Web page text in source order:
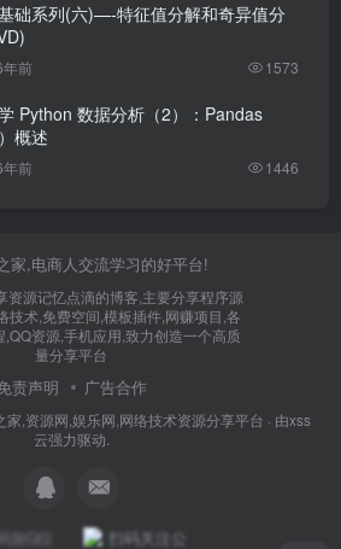
础系列(六)—-特征值分解和奇异值分
年前 1573
Python 数据分析（2）：Pandas
概述
年前 1446
资源记忆点滴的博客,主要分享程序源
技术,免费空间,模板插件,网赚项目,各
,QQ资源,手机应用,致力创造一个高质
量分享平台
责声明 广告合作
家,资源网,娱乐网,网络技术资源分享平台 · 由xss
云强力驱动.